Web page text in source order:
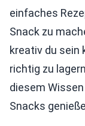
einfaches
Snack zu
kreativ du sein
richtig zu
diesem
Snacks